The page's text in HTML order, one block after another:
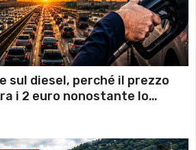
sul diesel, perché il prezzo
i 2 euro nonostante lo